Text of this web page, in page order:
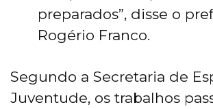
preparados”, disse o
Rogério Franco.
Segundo a Secretaria de
Juventude, os trabalhos